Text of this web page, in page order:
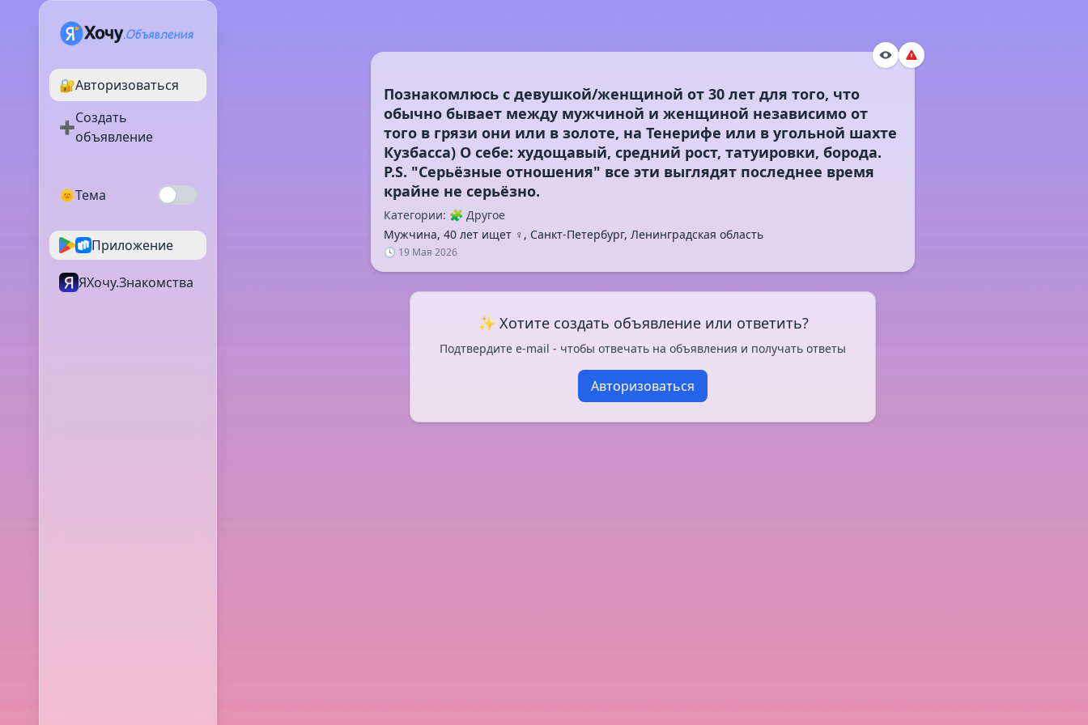
🔐Авторизоваться
➕
Создать
объявление
🌞Тема
Приложение
ЯХочу.Знакомства
Познакомлюсь с девушкой/женщиной от 30 лет для того, что
обычно бывает между мужчиной и женщиной независимо от
того в грязи они или в золоте, на Тенерифе или в угольной шахте
Кузбасса) О себе: худощавый, средний рост, татуировки, борода.
P.S. "Серьёзные отношения" все эти выглядят последнее время
Категории: 🧩 Другое
Мужчина, 40 лет ищет ♀️, Санкт-Петербург, Ленинградская область
🕓 19 Мая 2026
✨ Хотите создать объявление или ответить?
Подтвердите e-mail - чтобы отвечать на объявления и получать ответы
Авторизоваться